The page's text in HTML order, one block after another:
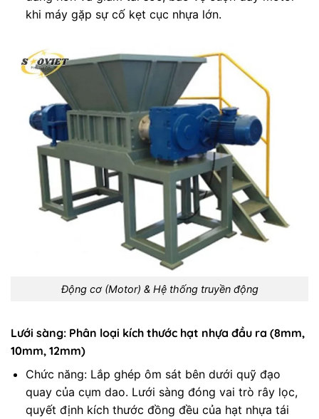
khi máy gặp sự cố kẹt cục nhựa lớn.
Động cơ (Motor) & Hệ thống truyền động
Lưới sàng: Phân loại kích thước hạt nhựa đầu ra (8mm,
10mm, 12mm)
Chức năng: Lắp ghép ôm sát bên dưới quỹ đạo
quay của cụm dao. Lưới sàng đóng vai trò rây lọc,
quyết định kích thước đồng đều của hạt nhựa tái